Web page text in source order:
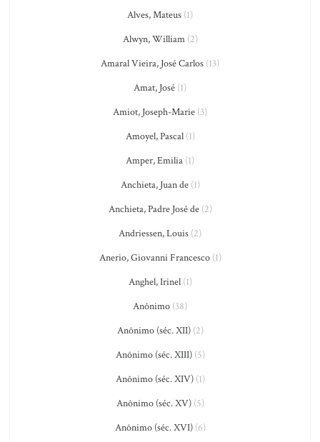
Alves, Mateus (1)
Alwyn, William(2)
Amaral Vieira, José Carlos (13)
Amat, José (1)
Amiot, Joseph-Marie (3)
Amoyel, Pascal(1)
Amper, Emilia (1)
Anchieta, Juan de(1)
Anchieta, Padre José de(2)
Andriessen, Louis (2)
Anerio, Giovanni Francesco(1)
Anghel, Irinel(1)
Anônimo (38)
Anônimo (séc. XII)(2)
Anônimo (séc. XIII)(5)
Anônimo (séc. XIV)(1)
Anônimo (séc. XV)(5)
Anônimo (séc. XVI)(6)